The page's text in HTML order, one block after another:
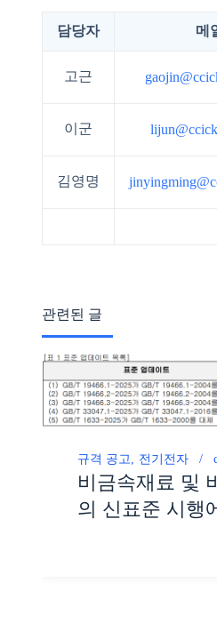
담당자 메
고근
이군
김영명
관련된 글
규격 공고 전기전자
비금속재료 및
의 신표준 시행